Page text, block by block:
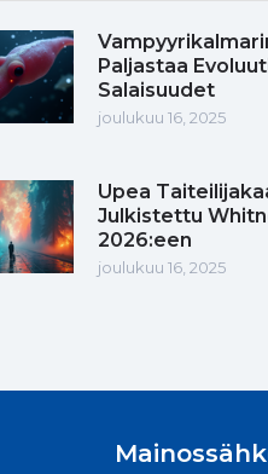
Paljastaa
Salaisuudet
joulukuu 16, 2025
Upea
Julkistettu
2026:een
joulukuu 16, 2025